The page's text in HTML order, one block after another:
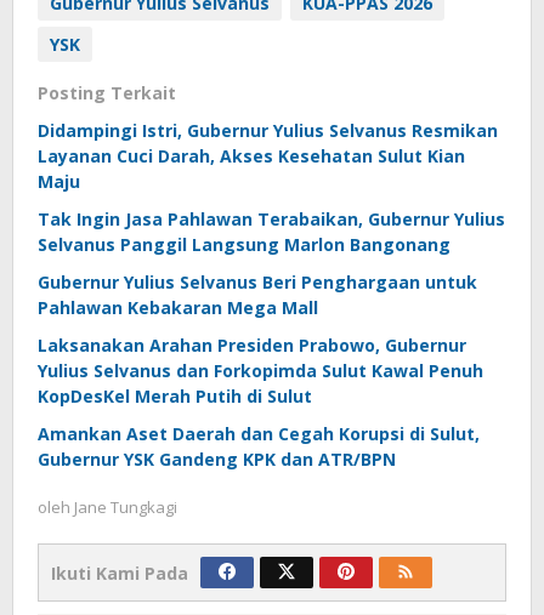
YSK
Posting Terkait
Didampingi Istri, Gubernur Yulius Selvanus Resmikan
Layanan Cuci Darah, Akses Kesehatan Sulut Kian
Maju
Tak Ingin Jasa Pahlawan Terabaikan, Gubernur Yulius
Selvanus Panggil Langsung Marlon Bangonang
Gubernur Yulius Selvanus Beri Penghargaan untuk
Pahlawan Kebakaran Mega Mall
Laksanakan Arahan Presiden Prabowo, Gubernur
Yulius Selvanus dan Forkopimda Sulut Kawal Penuh
KopDesKel Merah Putih di Sulut
Amankan Aset Daerah dan Cegah Korupsi di Sulut,
Gubernur YSK Gandeng KPK dan ATR/BPN
oleh Jane Tungkagi
Ikuti Kami Pada